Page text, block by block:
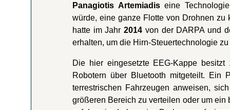
Panagiotis Artemiadiseine
würde, eine ganze Flotte von Drohnen
hatte im Jahr2014 von der DARPA und
erhalten, um die Hirn-Steuertechnologie
Die hier eingesetzte EEG-Kappe
Robotern über Bluetooth mitgeteilt. Ein
terrestrischen Fahrzeugen anweisen,
größeren Bereich zu verteilen oder um